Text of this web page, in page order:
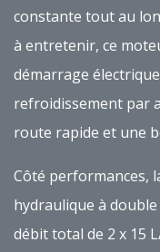
constante tout au
à entretenir, ce
démarrage
refroidissement par
route rapide et une
Côté performances,
hydraulique à
débit total de 2 x 15